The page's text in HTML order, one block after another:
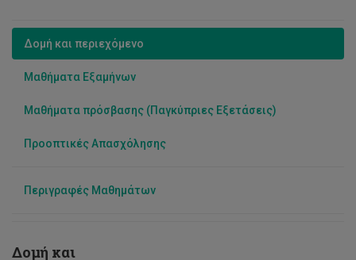
Δομή και περιεχόμενο
Μαθήματα Εξαμήνων
Μαθήματα πρόσβασης (Παγκύπριες Εξετάσεις)
Προοπτικές Απασχόλησης
Περιγραφές Μαθημάτων
Δομή και